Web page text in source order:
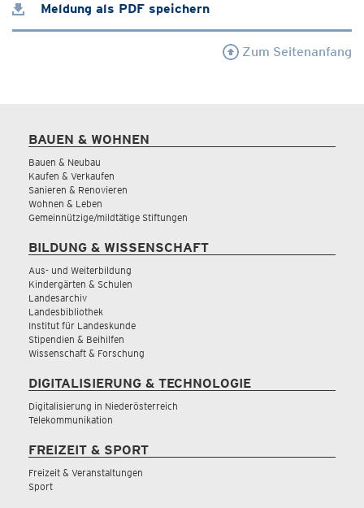
Meldung als PDF speichern
Zum Seitenanfang
BAUEN & WOHNEN
Bauen & Neubau
Kaufen & Verkaufen
Sanieren & Renovieren
Wohnen & Leben
Gemeinnützige/mildtätige Stiftungen
BILDUNG & WISSENSCHAFT
Aus- und Weiterbildung
Kindergärten & Schulen
Landesarchiv
Landesbibliothek
Institut für Landeskunde
Stipendien & Beihilfen
Wissenschaft & Forschung
DIGITALISIERUNG & TECHNOLOGIE
Digitalisierung in Niederösterreich
Telekommunikation
FREIZEIT & SPORT
Freizeit & Veranstaltungen
Sport